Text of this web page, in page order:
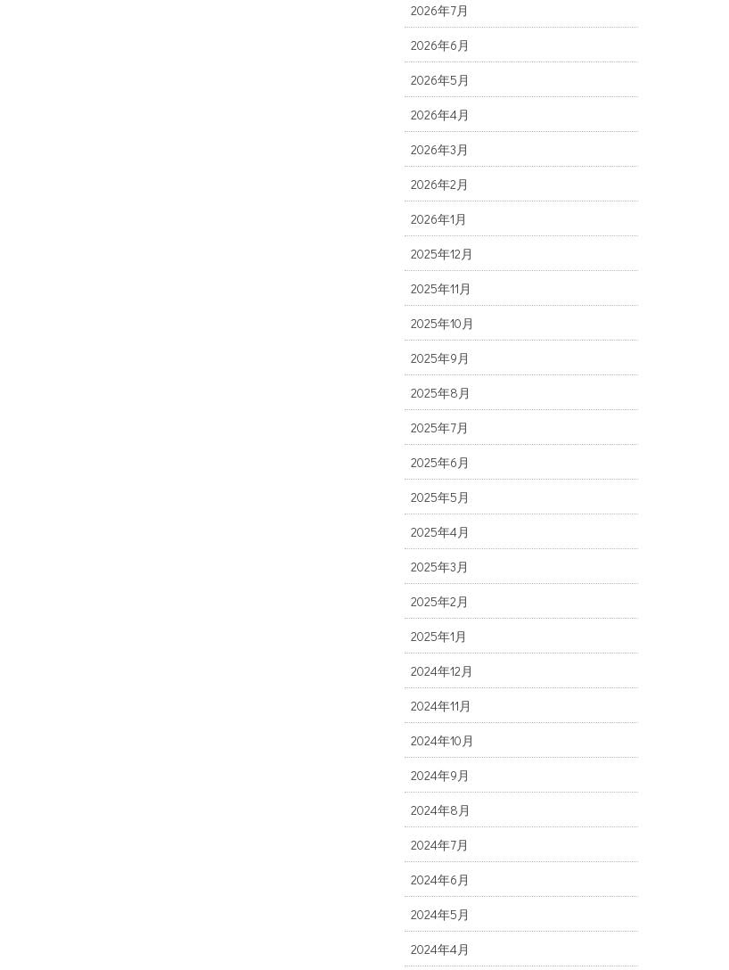
2026年7月
2026年6月
2026年5月
2026年4月
2026年3月
2026年2月
2026年1月
2025年12月
2025年11月
2025年10月
2025年9月
2025年8月
2025年7月
2025年6月
2025年5月
2025年4月
2025年3月
2025年2月
2025年1月
2024年12月
2024年11月
2024年10月
2024年9月
2024年8月
2024年7月
2024年6月
2024年5月
2024年4月